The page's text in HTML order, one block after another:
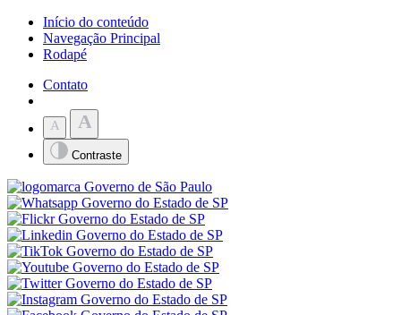
Início do conteúdo
Navegação Principal
Rodapé
Contato
A A
Contraste